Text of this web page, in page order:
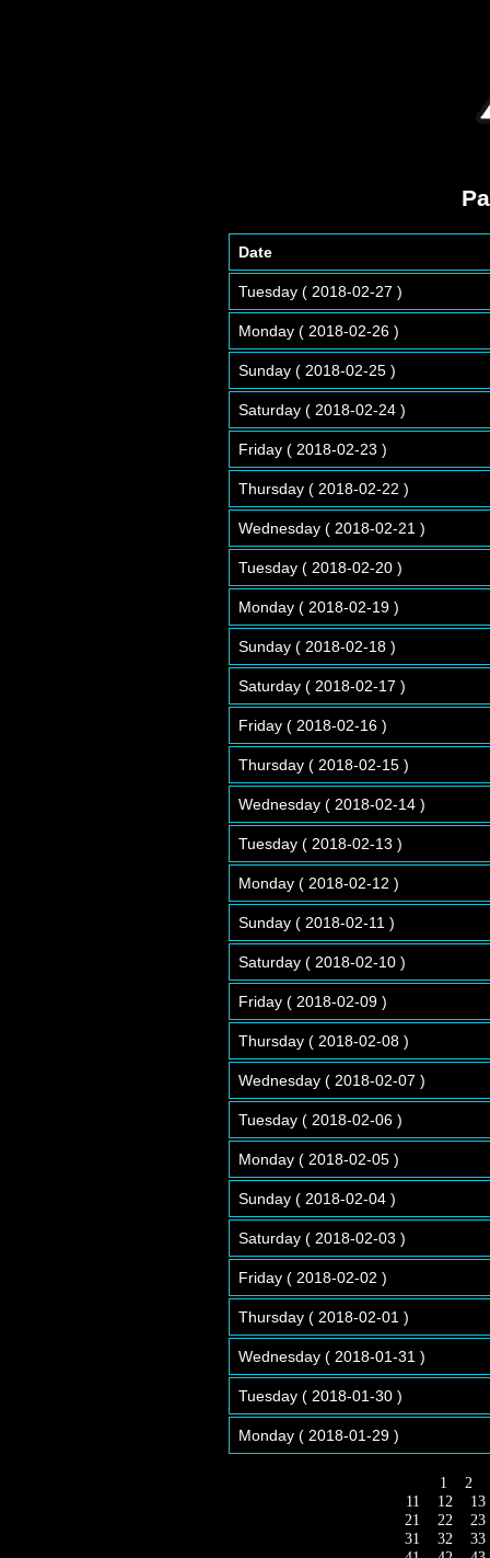
Date
Tuesday ( 2018-02-27 )
Monday ( 2018-02-26 )
Sunday ( 2018-02-25 )
Saturday ( 2018-02-24 )
Friday ( 2018-02-23 )
Thursday ( 2018-02-22 )
Wednesday ( 2018-02-21 )
Tuesday ( 2018-02-20 )
Monday ( 2018-02-19 )
Sunday ( 2018-02-18 )
Saturday ( 2018-02-17 )
Friday ( 2018-02-16 )
Thursday ( 2018-02-15 )
Wednesday ( 2018-02-14 )
Tuesday ( 2018-02-13 )
Monday ( 2018-02-12 )
Sunday ( 2018-02-11 )
Saturday ( 2018-02-10 )
Friday ( 2018-02-09 )
Thursday ( 2018-02-08 )
Wednesday ( 2018-02-07 )
Tuesday ( 2018-02-06 )
Monday ( 2018-02-05 )
Sunday ( 2018-02-04 )
Saturday ( 2018-02-03 )
Friday ( 2018-02-02 )
Thursday ( 2018-02-01 )
Wednesday ( 2018-01-31 )
Tuesday ( 2018-01-30 )
Monday ( 2018-01-29 )
1 2
11
12
13
21
22
23
31
32
33